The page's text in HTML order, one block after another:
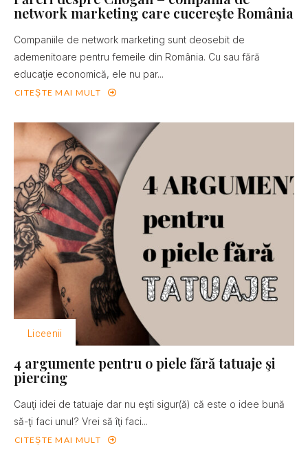
network marketing care cucereşte România
Companiile de network marketing sunt deosebit de
ademenitoare pentru femeile din România. Cu sau fără
educaţie economică, ele nu par...
CITEȘTE MAI MULT
Liceenii
4 argumente pentru o piele fără tatuaje şi
piercing
Cauţi idei de tatuaje dar nu eşti sigur(ă) că este o idee bună
să-ţi faci unul? Vrei să îţi faci...
CITEȘTE MAI MULT